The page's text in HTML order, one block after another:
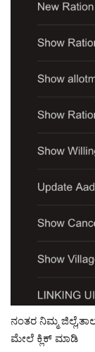
ನಂತರ ನಿಮ್ಮ
ಮೇಲೆ ಕ್ಲಿಕ್ ಮಾಡಿ